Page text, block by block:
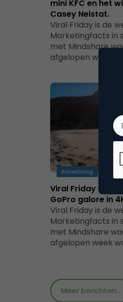
mini KFC en het
Casey Neistat.
Viral Friday is de
Marketingfacts in
met Mindshare
afgelopen week
Advertising
Viral Friday week
GoPro galore in
Viral Friday is de
Marketingfacts in
met Mindshare
afgelopen week
Meer berichten...